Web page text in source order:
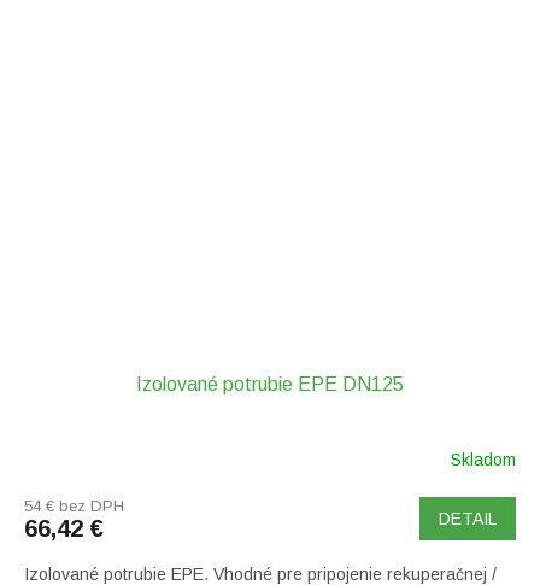
Izolované potrubie EPE DN125
Skladom
54 € bez DPH
66,42 € DETAIL
Izolované potrubie EPE. Vhodné pre pripojenie rekuperačnej /